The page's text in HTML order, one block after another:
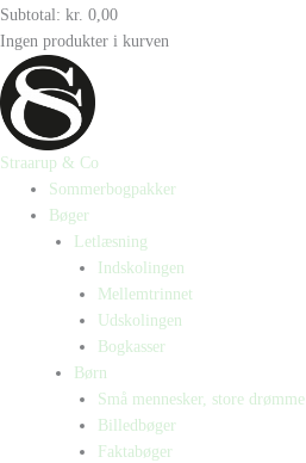
Subtotal: kr. 0,00
Ingen produkter i kurven
Straarup & Co
Sommerbogpakker
Bøger
Letlæsning
Indskolingen
Mellemtrinnet
Udskolingen
Bogkasser
Børn
Små mennesker, store drømme
Billedbøger
Faktabøger